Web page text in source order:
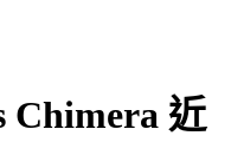
Chimera 近